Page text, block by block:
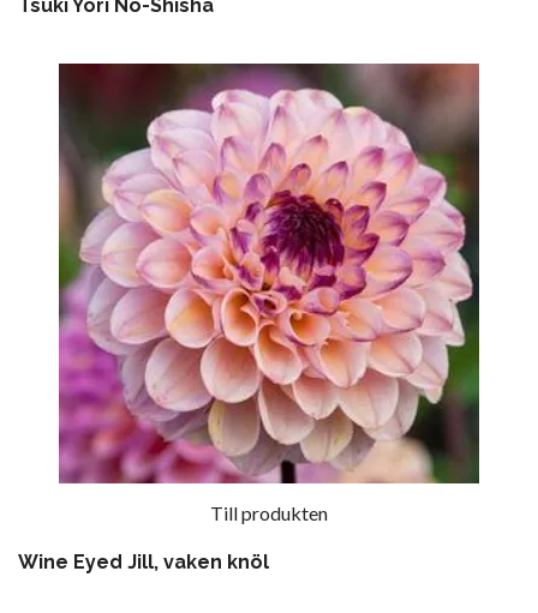
Tsuki Yori No-Shisha
Till produkten
Wine Eyed Jill, vaken knöl